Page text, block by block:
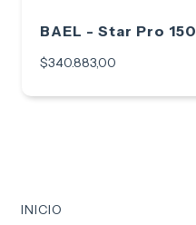
BAEL - Star Pro 150
$340.883,00
INICIO